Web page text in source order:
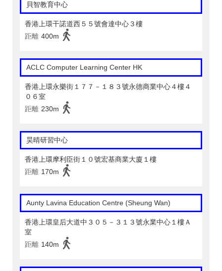
貝智教育中心
香港上環干諾道西５５號會達中心３樓
距離 400m
ACLC Computer Learning Center HK
香港上環永樂街１７７－１８３號永德商業中心４樓４
０６室
距離 230m
昊晴研習中心
香港上環摩利臣街１０號宏基商業大廈１樓
距離 170m
Aunty Lavina Education Centre (Sheung Wan)
香港上環皇后大道中３０５－３１３號永業中心１樓Ａ
室
距離 140m